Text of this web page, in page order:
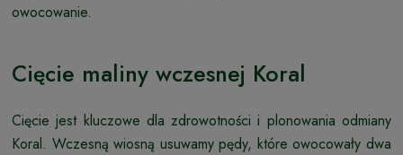
owocowanie.
Cięcie maliny wczesnej Koral
Cięcie jest kluczowe dla zdrowotności i plonowania odmiany
Koral. Wczesną wiosną usuwamy pędy, które owocowały dwa